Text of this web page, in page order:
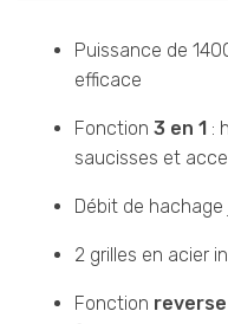
Puissance de
efficace
Fonction 3 en 1 :
saucisses et
Débit de hachage
2 grilles en acier
Fonction reverse